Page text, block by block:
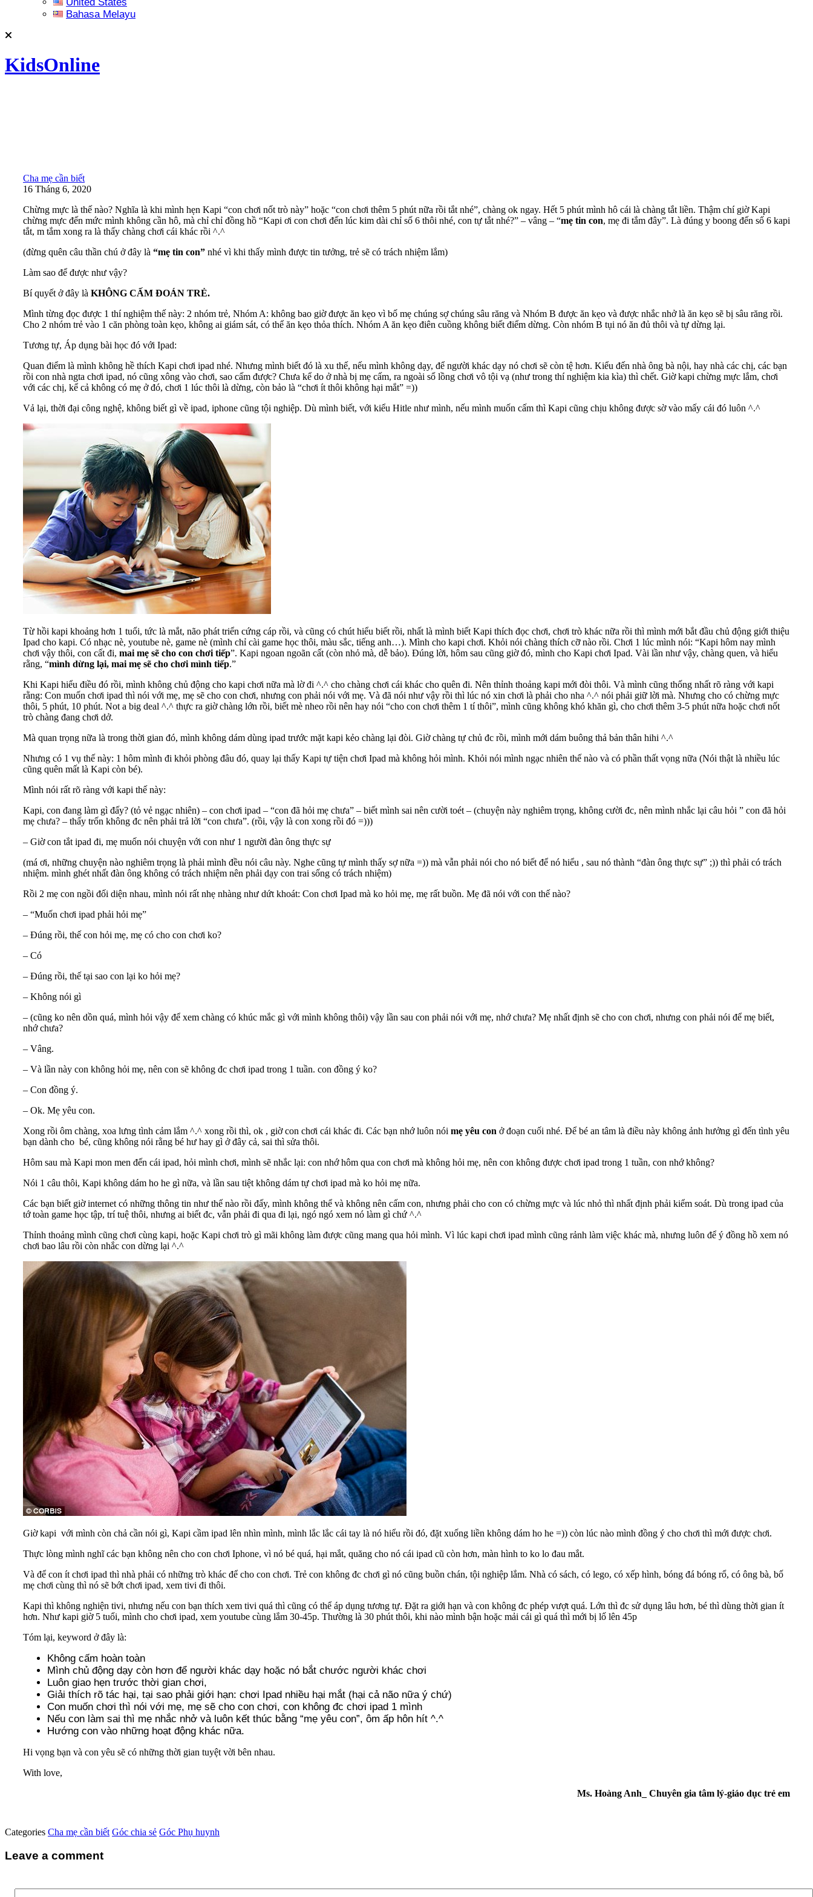
Bahasa Melayu
KidsOnline
Cha mẹ cần biết
16 Tháng 6, 2020
Chừng mực là thế nào? Nghĩa là khi mình hẹn Kapi “con chơi nốt trò này” hoặc “con chơi thêm 5 phút nữa rồi tắt nhé”, chàng ok ngay. Hết 5 phút mình hô cái là chàng tắt liền. Thậm chí giờ Kapi
chừng mực đến mức mình không cần hô, mà chỉ chỉ đồng hồ “Kapi ơi con chơi đến lúc kim dài chỉ số 6 thôi nhé, con tự tắt nhé?” – vâng – “mẹ tin con, mẹ đi tắm đây”. Là đúng y boong đến số 6 kapi
tắt, m tắm xong ra là thấy chàng chơi cái khác rồi ^.^
(đừng quên câu thần chú ở đây là “mẹ tin con” nhé vì khi thấy mình được tin tưởng, trẻ sẽ có trách nhiệm lắm)
Làm sao để được như vậy?
Bí quyết ở đây là KHÔNG CẤM ĐOÁN TRẺ.
Mình từng đọc được 1 thí nghiệm thế này: 2 nhóm trẻ, Nhóm A: không bao giờ được ăn kẹo vì bố mẹ chúng sợ chúng sâu răng và Nhóm B được ăn kẹo và được nhắc nhở là ăn kẹo sẽ bị sâu răng rồi.
Cho 2 nhóm trẻ vào 1 căn phòng toàn kẹo, không ai giám sát, có thể ăn kẹo thỏa thích. Nhóm A ăn kẹo điên cuồng không biết điểm dừng. Còn nhóm B tụi nó ăn đủ thôi và tự dừng lại.
Tương tự, Áp dụng bài học đó với Ipad:
Quan điểm là mình không hề thích Kapi chơi ipad nhé. Nhưng mình biết đó là xu thế, nếu mình không dạy, để người khác dạy nó chơi sẽ còn tệ hơn. Kiểu đến nhà ông bà nội, hay nhà các chị, các bạn
rồi con nhà ngta chơi ipad, nó cũng xông vào chơi, sao cấm được? Chưa kể do ở nhà bị mẹ cấm, ra ngoài sổ lồng chơi vô tội vạ (như trong thí nghiệm kia kìa) thì chết. Giờ kapi chừng mực lắm, chơi
với các chị, kể cả không có mẹ ở đó, chơi 1 lúc thôi là dừng, còn bảo là “chơi ít thôi không hại mắt” =))
Vả lại, thời đại công nghệ, không biết gì về ipad, iphone cũng tội nghiệp. Dù mình biết, với kiểu Hitle như mình, nếu mình muốn cấm thì Kapi cũng chịu không được sờ vào mấy cái đó luôn ^.^
Từ hồi kapi khoảng hơn 1 tuổi, tức là mắt, não phát triển cứng cáp rồi, và cũng có chút hiểu biết rồi, nhất là mình biết Kapi thích đọc chơi, chơi trò khác nữa rồi thì mình mới bắt đầu chủ động giới thiệu
Ipad cho kapi. Có nhạc nè, youtube nè, game nè (mình chỉ cài game học thôi, màu sắc, tiếng anh…). Mình cho kapi chơi. Khỏi nói chàng thích cỡ nào rồi. Chơi 1 lúc mình nói: “Kapi hôm nay mình
chơi vậy thôi, con cất đi, mai mẹ sẽ cho con chơi tiếp”. Kapi ngoan ngoãn cất (còn nhỏ mà, dễ bảo). Đúng lời, hôm sau cũng giờ đó, mình cho Kapi chơi Ipad. Vài lần như vậy, chàng quen, và hiểu
rằng, “mình dừng lại, mai mẹ sẽ cho chơi mình tiếp.”
Khi Kapi hiểu điều đó rồi, mình không chủ động cho kapi chơi nữa mà lờ đi ^.^ cho chàng chơi cái khác cho quên đi. Nên thỉnh thoảng kapi mới đòi thôi. Và mình cũng thống nhất rõ ràng với kapi
rằng: Con muốn chơi ipad thì nói với mẹ, mẹ sẽ cho con chơi, nhưng con phải nói với mẹ. Và đã nói như vậy rồi thì lúc nó xin chơi là phải cho nha ^.^ nói phải giữ lời mà. Nhưng cho có chừng mực
thôi, 5 phút, 10 phút. Not a big deal ^.^ thực ra giờ chàng lớn rồi, biết mè nheo rồi nên hay nói “cho con chơi thêm 1 tí thôi”, mình cũng không khó khăn gì, cho chơi thêm 3-5 phút nữa hoặc chơi nốt
trò chàng đang chơi dở.
Mà quan trọng nữa là trong thời gian đó, mình không dám dùng ipad trước mặt kapi kẻo chàng lại đòi. Giờ chàng tự chủ đc rồi, mình mới dám buông thả bản thân hihi ^.^
Nhưng có 1 vụ thế này: 1 hôm mình đi khỏi phòng đâu đó, quay lại thấy Kapi tự tiện chơi Ipad mà không hỏi mình. Khỏi nói mình ngạc nhiên thế nào và có phần thất vọng nữa (Nói thật là nhiều lúc
cũng quên mất là Kapi còn bé).
Mình nói rất rõ ràng với kapi thế này:
Kapi, con đang làm gì đấy? (tỏ vẻ ngạc nhiên) – con chơi ipad – “con đã hỏi mẹ chưa” – biết mình sai nên cười toét – (chuyện này nghiêm trọng, không cười đc, nên mình nhắc lại câu hỏi ” con đã hỏi
mẹ chưa? – thấy trốn không đc nên phải trả lời “con chưa”. (rồi, vậy là con xong rồi đó =)))
– Giờ con tắt ipad đi, mẹ muốn nói chuyện với con như 1 người đàn ông thực sự
(má ơi, những chuyện nào nghiêm trọng là phải mình đều nói câu này. Nghe cũng tự mình thấy sợ nữa =)) mà vẫn phải nói cho nó biết để nó hiểu , sau nó thành “đàn ông thực sự” ;)) thì phải có trách
nhiệm. mình ghét nhất đàn ông không có trách nhiệm nên phải dạy con trai sống có trách nhiệm)
Rồi 2 mẹ con ngồi đối diện nhau, mình nói rất nhẹ nhàng như dứt khoát: Con chơi Ipad mà ko hỏi mẹ, mẹ rất buồn. Mẹ đã nói với con thế nào?
– “Muốn chơi ipad phải hỏi mẹ”
– Đúng rồi, thế con hỏi mẹ, mẹ có cho con chơi ko?
– Có
– Đúng rồi, thế tại sao con lại ko hỏi mẹ?
– Không nói gì
– (cũng ko nên dồn quá, mình hỏi vậy để xem chàng có khúc mắc gì với mình không thôi) vậy lần sau con phải nói với mẹ, nhớ chưa? Mẹ nhất định sẽ cho con chơi, nhưng con phải nói để mẹ biết,
nhớ chưa?
– Vâng.
– Và lần này con không hỏi mẹ, nên con sẽ không đc chơi ipad trong 1 tuần. con đồng ý ko?
– Con đồng ý.
– Ok. Mẹ yêu con.
Xong rồi ôm chàng, xoa lưng tình cảm lắm ^.^ xong rồi thì, ok , giờ con chơi cái khác đi. Các bạn nhớ luôn nói mẹ yêu con ở đoạn cuối nhé. Để bé an tâm là điều này không ảnh hưởng gì đến tình yêu
bạn dành cho bé, cũng không nói rằng bé hư hay gì ở đây cả, sai thì sửa thôi.
Hôm sau mà Kapi mon men đến cái ipad, hỏi mình chơi, mình sẽ nhắc lại: con nhớ hôm qua con chơi mà không hỏi mẹ, nên con không được chơi ipad trong 1 tuần, con nhớ không?
Nói 1 câu thôi, Kapi không dám ho he gì nữa, và lần sau tiệt không dám tự chơi ipad mà ko hỏi mẹ nữa.
Các bạn biết giờ internet có những thông tin như thế nào rồi đấy, mình không thể và không nên cấm con, nhưng phải cho con có chừng mực và lúc nhỏ thì nhất định phải kiểm soát. Dù trong ipad của
tớ toàn game học tập, trí tuệ thôi, nhưng ai biết đc, vẫn phải đi qua đi lại, ngó ngó xem nó làm gì chứ ^.^
Thỉnh thoảng mình cũng chơi cùng kapi, hoặc Kapi chơi trò gì mãi không làm được cũng mang qua hỏi mình. Vì lúc kapi chơi ipad mình cũng rảnh làm việc khác mà, nhưng luôn để ý đồng hồ xem nó
chơi bao lâu rồi còn nhắc con dừng lại ^.^
Giờ kapi với mình còn chả cần nói gì, Kapi cầm ipad lên nhìn mình, mình lắc lắc cái tay là nó hiểu rồi đó, đặt xuống liền không dám ho he =)) còn lúc nào mình đồng ý cho chơi thì mới được chơi.
Thực lòng mình nghĩ các bạn không nên cho con chơi Iphone, vì nó bé quá, hại mắt, quăng cho nó cái ipad cũ còn hơn, màn hình to ko lo đau mắt.
Và để con ít chơi ipad thì nhà phải có những trò khác để cho con chơi. Trẻ con không đc chơi gì nó cũng buồn chán, tội nghiệp lắm. Nhà có sách, có lego, có xếp hình, bóng đá bóng rổ, có ông bà, bố
mẹ chơi cùng thì nó sẽ bớt chơi ipad, xem tivi đi thôi.
Kapi thì không nghiện tivi, nhưng nếu con bạn thích xem tivi quá thì cũng có thể áp dụng tương tự. Đặt ra giới hạn và con không đc phép vượt quá. Lớn thì đc sử dụng lâu hơn, bé thì dùng thời gian ít
hơn. Như kapi giờ 5 tuổi, mình cho chơi ipad, xem youtube cùng lắm 30-45p. Thường là 30 phút thôi, khi nào mình bận hoặc mải cái gì quá thì mới bị lố lên 45p
Tóm lại, keyword ở đây là:
Không cấm hoàn toàn
Mình chủ động dạy còn hơn để người khác dạy hoặc nó bắt chước người khác chơi
Luôn giao hẹn trước thời gian chơi,
Giải thích rõ tác hại, tại sao phải giới hạn: chơi Ipad nhiều hại mắt (hại cả não nữa ý chứ)
Con muốn chơi thì nói với mẹ, mẹ sẽ cho con chơi, con không đc chơi ipad 1 mình
Nếu con làm sai thì mẹ nhắc nhở và luôn kết thúc bằng “mẹ yêu con”, ôm ấp hôn hít ^.^
Hướng con vào những hoạt động khác nữa.
Hi vọng bạn và con yêu sẽ có những thời gian tuyệt vời bên nhau.
With love,
Ms. Hoàng Anh_ Chuyên gia tâm lý-giáo dục trẻ em
Categories Cha mẹ cần biết Góc chia sẻ Góc Phụ huynh
Leave a comment